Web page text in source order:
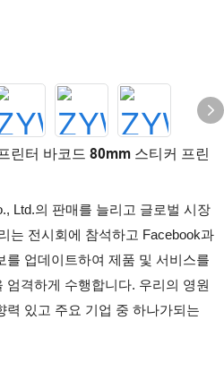
린터 바코드 80mm 스티커 프린
Ltd.의 판매를 늘리고 글로벌 시장
는 전시회에 참석하고 Facebook과
를 업데이트하여 제품 및 서비스를
엄격하게 수행합니다. 우리의 영원
력 있고 주요 기업 중 하나가되는